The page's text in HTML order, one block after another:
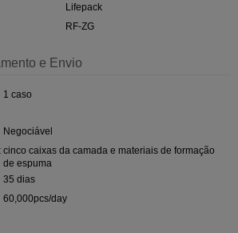
Lifepack
RF-ZG
e Envio
1 caso
Negociável
cinco caixas da camada e materiais de formação
de espuma
35 dias
60,000pcs/day